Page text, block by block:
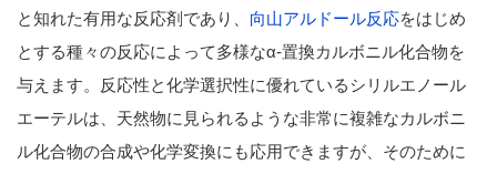
と知れた有用な反応剤であり、 向山アルドール反応をはじめ
とする種々の反応によって多様なα-置換カルボニル化合物を
与えます。反応性と化学選択性に優れているシリルエノール
エーテルは、天然物に見られるような非常に複雑なカルボニ
ル化合物の合成や化学変換にも応用できますが、そのために